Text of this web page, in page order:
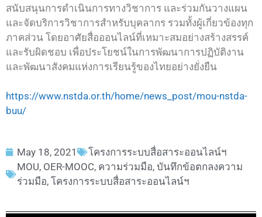
สนับสนุนการดำเนินการทางวิชาการ และร่วมกันวางแผน
และจัดบริการวิชาการสำหรับบุคลากร รวมทั้งผู้เกี่ยวข้องทุก
ภาคส่วน โดยอาศัยสื่อออนไลน์ที่เหมาะสมอย่างสร้างสรรค์
และรับผิดชอบ เพื่อประโยชน์ในการพัฒนาการปฏิบัติงาน
และพัฒนาสังคมแห่งการเรียนรู้ของไทยอย่างยั่งยืน
https://www.nstda.or.th/home/news_post/mou-nstda-
buu/
May 18, 2021
โครงการระบบสื่อสาระออนไลน์ฯ
MOU, OER-MOOC, ความร่วมมือ, บันทึกข้อตกลงความ
ร่วมมือ, โครงการระบบสื่อสาระออนไลน์ฯ